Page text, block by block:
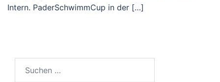
Intern. PaderSchwimmCup in der […]
nach: